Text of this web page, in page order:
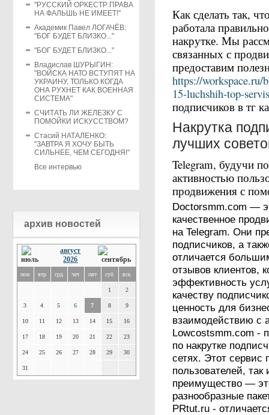
"РУССКИЙ ОРКЕСТР ПРАВА
НА ФАЛЬШЬ НЕ ИМЕЕТ!"
Академик Павел ЛОГАЧЁВ:
"БОГ БУДЕТ БЛИЗКО..."
"БОГ БУДЕТ БЛИЗКО..."
Владислав ШУРЫГИН:
"ВОЙСКА НАТО ВСТУПЯТ НА
УКРАИНУ, ТОЛЬКО КОГДА
ОНА РУХНЕТ КАК ВОЕННАЯ
СИСТЕМА"
СЧИТАТЬ ЛИ ЖЕЛЕЗКУ С
ПОМОЙКИ ИСКУССТВОМ?
Стасий НАТАЛЕНКО:
"ЗАВТРА Я ХОЧУ БЫТЬ
СИЛЬНЕЕ, ЧЕМ СЕГОДНЯ!"
Все интервью
архив новостей
август
2026
пон втр срд чет пят суб вск
1 2
3 4 5 6 7 8 9
10 11 12 13 14 15 16
17 18 19 20 21 22 23
24 25 26 27 28 29 30
31
Как сделать так,
работала
накрутке. Мы
связанных с
предоставим
https://
15-luchshih-top-
подписчиков в тг
Накрутка
лучших
Telegram, будучи
активностью
продвижения с
Doctorsmm.com —
качественное
на Telegram. Они
подписчиков, а
отличается
отзывов клиентов,
эффективность
качеству
ценность для
взаимодействию с
Lowcostsmm.com -
по накрутке
сетях. Этот сервис
пользователей,
преимущество —
разнообразные
PRtut.ru -